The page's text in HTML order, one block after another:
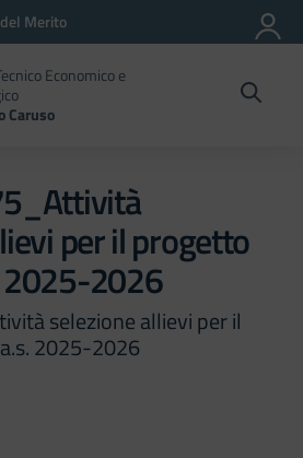
Merito
Economico e
Caruso
per il progetto
2025-2026
selezione allievi per il
2025-2026